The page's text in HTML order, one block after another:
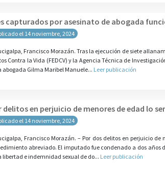
capturados por asesinato de abogada
el 14 noviembre, 2024
Francisco Morazán. Tras la ejecución de siete
Contra la Vida (FEDCV) y la Agencia Técnica de
abogada Gilma Maribel Manuele... Leer publicación
delitos en perjuicio de menores de edad lo
el 14 noviembre, 2024
Francisco Morazán. – Por dos delitos en perjuicio
abreviado. El imputado fue condenado a dos
libertad e indemnidad sexual de do... Leer publicación